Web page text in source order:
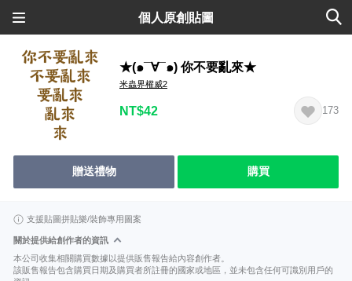
個人原創貼圖
★(๑¯∀¯๑) 你不要亂來★
米蟲界權威2
NT$42 173
贈送禮物 購買
支援貼圖拼貼樂/裝飾專用圖案
關於提供給創作者的資訊
本公司收集相關購買數據以提供販售報告給內容創作者。
該販售報告包含購買日期及購買者所註冊的國家或地區，並未包含任何可識別用戶的